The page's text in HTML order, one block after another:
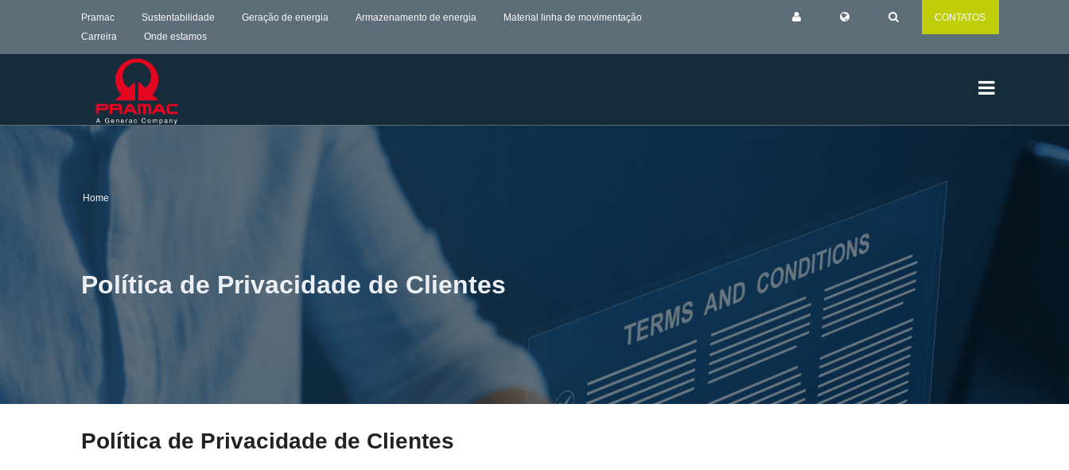
Pramac Sustentabilidade Geração de energia Armazenamento de energia
Material linha de movimentação
Carreira
Onde estamos
CONTATOS
Home
Política de Privacidade de Clientes
Política de Privacidade de Clientes